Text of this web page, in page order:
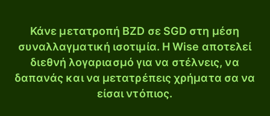
Κάνε μετατροπή BZD σε SGD στη μέση
συναλλαγματική ισοτιμία. Η Wise αποτελεί
διεθνή λογαριασμό για να στέλνεις, να
δαπανάς και να μετατρέπεις χρήματα σα να
είσαι ντόπιος.